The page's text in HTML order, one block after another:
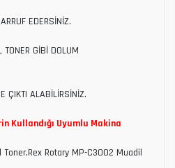
EDERSİNİZ.
GİBİ DOLUM
ÇIKTI ALABİLİRSİNİZ.
Kullandığı Uyumlu Makina
Rotary MP-C3002 Muadil